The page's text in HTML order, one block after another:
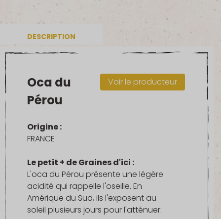
DESCRIPTION
Voir le producteur
Oca du
Pérou
Origine :
FRANCE
Le petit + de Graines d'ici :
L'oca du Pérou présente une légère
acidité qui rappelle l'oseille. En
Amérique du Sud, ils l'exposent au
soleil plusieurs jours pour l'atténuer.